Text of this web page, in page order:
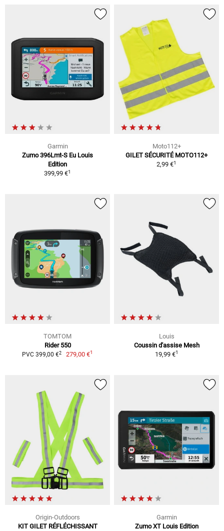
Garmin
Zumo 396Lmt-S Eu Louis
Edition
399,99 €1
Moto112+
GILET SÉCURITÉ MOTO112+
2,99 €1
TOMTOM
Rider 550
PVC 399,00 €2 279,00 €1
Louis
Coussin d'assise Mesh
19,99 €1
Origin-Outdoors
KIT GILET RÉFLÉCHISSANT
Garmin
Zumo XT Louis Edition